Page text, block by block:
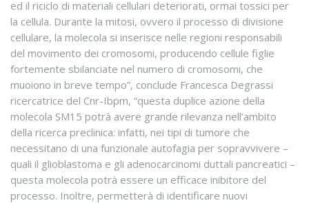
ed il riciclo di materiali cellulari deteriorati, ormai tossici per
la cellula. Durante la mitosi, ovvero il processo di divisione
cellulare, la molecola si inserisce nelle regioni responsabili
del movimento dei cromosomi, producendo cellule figlie
fortemente sbilanciate nel numero di cromosomi, che
muoiono in breve tempo”, conclude Francesca Degrassi
ricercatrice del Cnr-Ibpm, “questa duplice azione della
molecola SM15 potrà avere grande rilevanza nell’ambito
della ricerca preclinica: infatti, nei tipi di tumore che
necessitano di una funzionale autofagia per sopravvivere –
quali il glioblastoma e gli adenocarcinomi duttali pancreatici –
questa molecola potrà essere un efficace inibitore del
processo. Inoltre, permetterà di identificare nuovi